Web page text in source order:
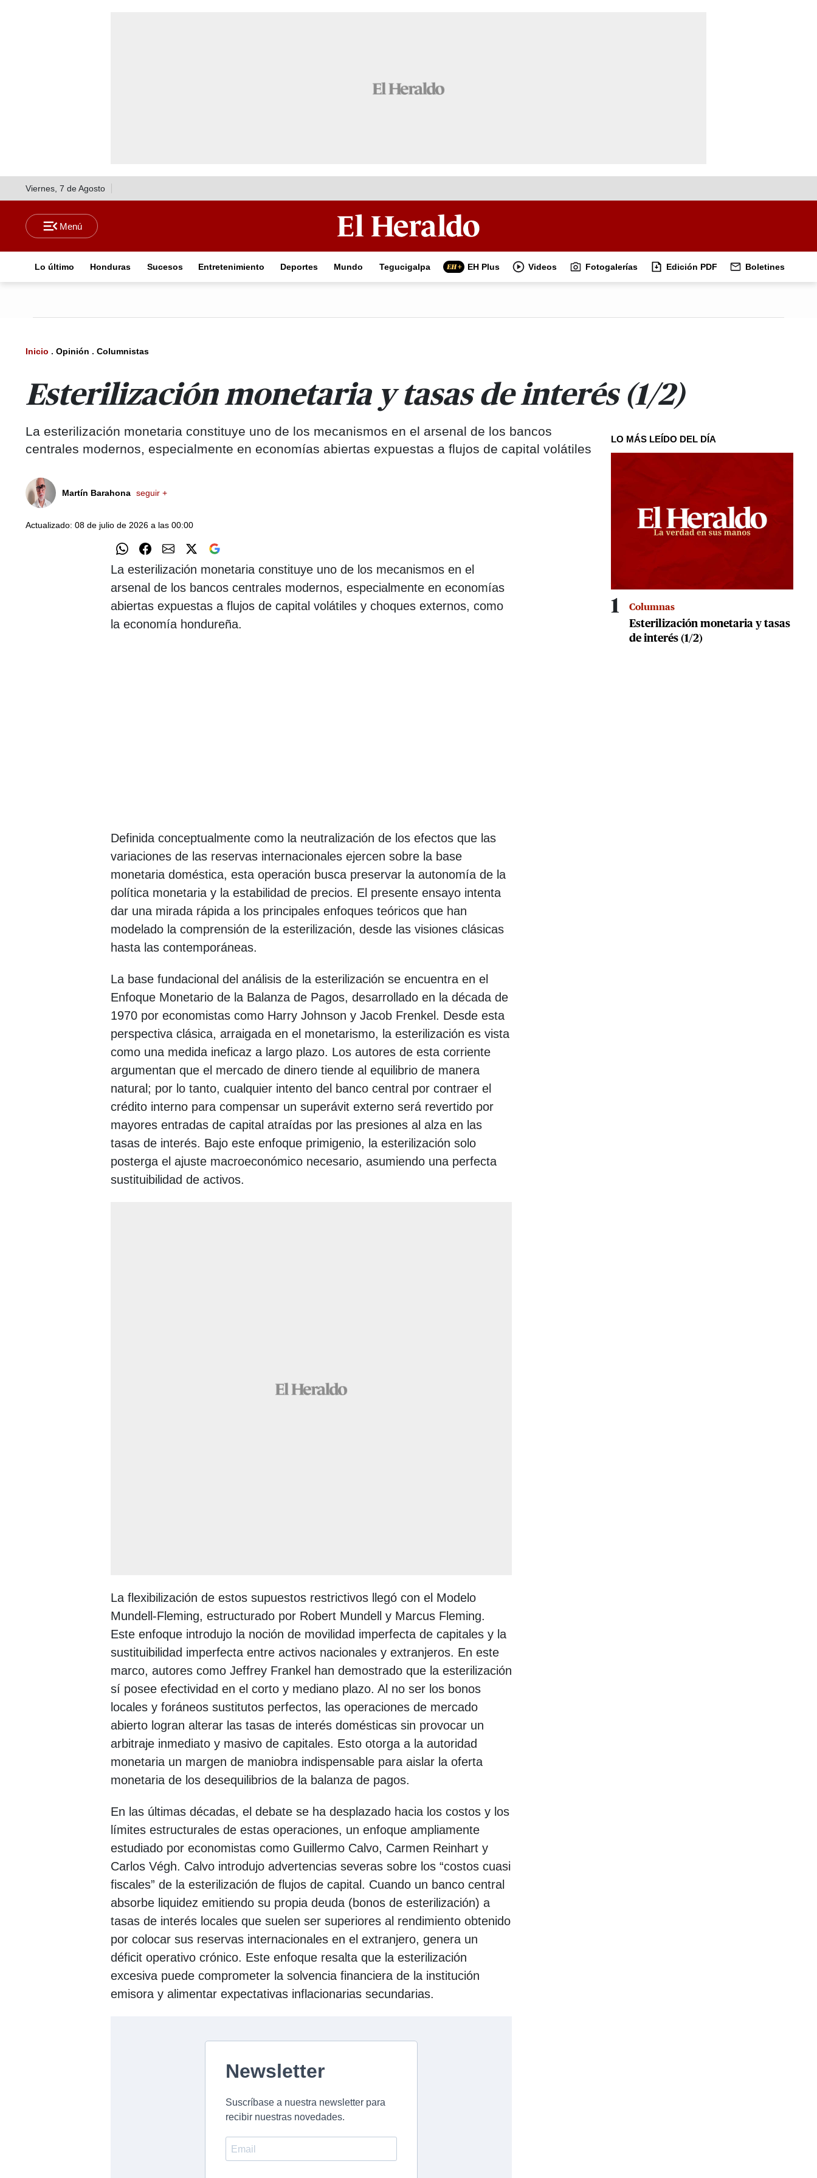
Viernes, 7 de Agosto
Lo último Honduras Sucesos Entretenimiento Deportes Mundo Tegucigalpa EH Plus Videos Fotogalerías Edición PDF Boletines
Inicio . Opinión . Columnistas
Esterilización monetaria y tasas de interés (1/2)
La esterilización monetaria constituye uno de los mecanismos en el arsenal de los bancos
centrales modernos, especialmente en economías abiertas expuestas a flujos de capital volátiles
Martín Barahona seguir +
Actualizado: 08 de julio de 2026 a las 00:00
La esterilización monetaria constituye uno de los mecanismos en el
arsenal de los bancos centrales modernos, especialmente en economías
abiertas expuestas a flujos de capital volátiles y choques externos, como
la economía hondureña.
Definida conceptualmente como la neutralización de los efectos que las
variaciones de las reservas internacionales ejercen sobre la base
monetaria doméstica, esta operación busca preservar la autonomía de la
política monetaria y la estabilidad de precios. El presente ensayo intenta
dar una mirada rápida a los principales enfoques teóricos que han
modelado la comprensión de la esterilización, desde las visiones clásicas
hasta las contemporáneas.
La base fundacional del análisis de la esterilización se encuentra en el
Enfoque Monetario de la Balanza de Pagos, desarrollado en la década de
1970 por economistas como Harry Johnson y Jacob Frenkel. Desde esta
perspectiva clásica, arraigada en el monetarismo, la esterilización es vista
como una medida ineficaz a largo plazo. Los autores de esta corriente
argumentan que el mercado de dinero tiende al equilibrio de manera
natural; por lo tanto, cualquier intento del banco central por contraer el
crédito interno para compensar un superávit externo será revertido por
mayores entradas de capital atraídas por las presiones al alza en las
tasas de interés. Bajo este enfoque primigenio, la esterilización solo
posterga el ajuste macroeconómico necesario, asumiendo una perfecta
sustituibilidad de activos.
La flexibilización de estos supuestos restrictivos llegó con el Modelo
Mundell-Fleming, estructurado por Robert Mundell y Marcus Fleming.
Este enfoque introdujo la noción de movilidad imperfecta de capitales y la
sustituibilidad imperfecta entre activos nacionales y extranjeros. En este
marco, autores como Jeffrey Frankel han demostrado que la esterilización
sí posee efectividad en el corto y mediano plazo. Al no ser los bonos
locales y foráneos sustitutos perfectos, las operaciones de mercado
abierto logran alterar las tasas de interés domésticas sin provocar un
arbitraje inmediato y masivo de capitales. Esto otorga a la autoridad
monetaria un margen de maniobra indispensable para aislar la oferta
monetaria de los desequilibrios de la balanza de pagos.
En las últimas décadas, el debate se ha desplazado hacia los costos y los
límites estructurales de estas operaciones, un enfoque ampliamente
estudiado por economistas como Guillermo Calvo, Carmen Reinhart y
Carlos Végh. Calvo introdujo advertencias severas sobre los “costos cuasi
fiscales” de la esterilización de flujos de capital. Cuando un banco central
absorbe liquidez emitiendo su propia deuda (bonos de esterilización) a
tasas de interés locales que suelen ser superiores al rendimiento obtenido
por colocar sus reservas internacionales en el extranjero, genera un
déficit operativo crónico. Este enfoque resalta que la esterilización
excesiva puede comprometer la solvencia financiera de la institución
emisora y alimentar expectativas inflacionarias secundarias.
LO MÁS LEÍDO DEL DÍA
1 Columnas
Esterilización monetaria y tasas
de interés (1/2)